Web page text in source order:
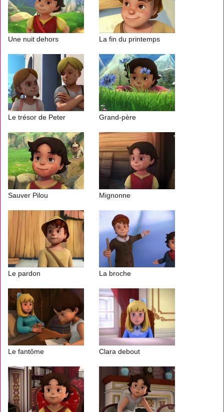
Une nuit dehors La fin du printemps
Le trésor de Peter Grand-père
Sauver Pilou Mignonne
Le pardon La broche
Le fantôme Clara debout